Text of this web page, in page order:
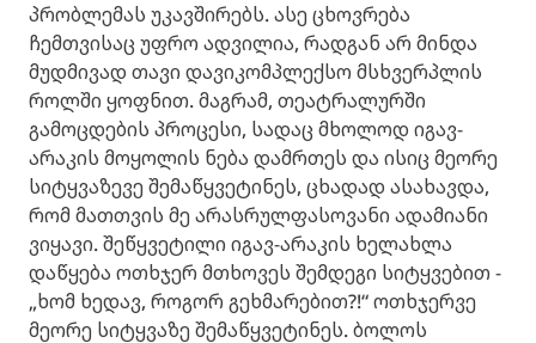
პრობლემას უკავშირებს. ასე ცხოვრება
ჩემთვისაც უფრო ადვილია, რადგან არ მინდა
მუდმივად თავი დავიკომპლექსო მსხვერპლის
როლში ყოფნით. მაგრამ, თეატრალურში
გამოცდების პროცესი, სადაც მხოლოდ იგავ-
არაკის მოყოლის ნება დამრთეს და ისიც მეორე
სიტყვაზევე შემაწყვეტინეს, ცხადად ასახავდა,
რომ მათთვის მე არასრულფასოვანი ადამიანი
ვიყავი. შეწყვეტილი იგავ-არაკის ხელახლა
დაწყება ოთხჯერ მთხოვეს შემდეგი სიტყვებით -
„ხომ ხედავ, როგორ გეხმარებით?!“ ოთხჯერვე
მეორე სიტყვაზე შემაწყვეტინეს. ბოლოს